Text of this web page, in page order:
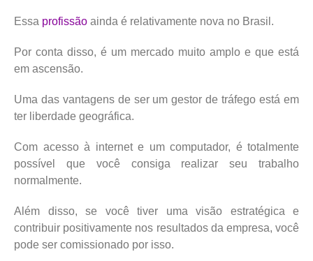
Essa profissão ainda é relativamente nova no Brasil.
Por conta disso, é um mercado muito amplo e que está
em ascensão.
Uma das vantagens de ser um gestor de tráfego está em
ter liberdade geográfica.
Com acesso à internet e um computador, é totalmente
possível que você consiga realizar seu trabalho
normalmente.
Além disso, se você tiver uma visão estratégica e
contribuir positivamente nos resultados da empresa, você
pode ser comissionado por isso.